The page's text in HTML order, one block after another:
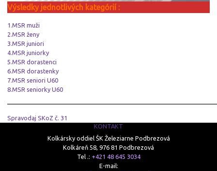
Výsledky jednotlivých kategórií :
1.MSR muži
2.MSR ženy
3.MSR juniori
4.MSR juniorky
5.MSR dorastenci
6.MSR dorastenky
7.MSR seniori U60
8.MSR seniorky U60
Spravodaj SKoZ č. 31
KONTAKT
Kolkársky oddiel ŠK Železiarne Podbrezová
Kolkáreň 58, 976 81 Podbrezová
Tel .: +421 48 645 3034
E-mail: